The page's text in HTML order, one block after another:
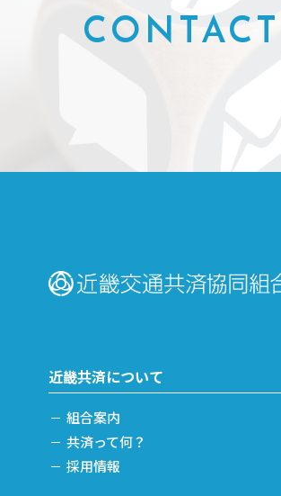
CONTACT
近畿共済について
組合案内
共済って何？
採用情報